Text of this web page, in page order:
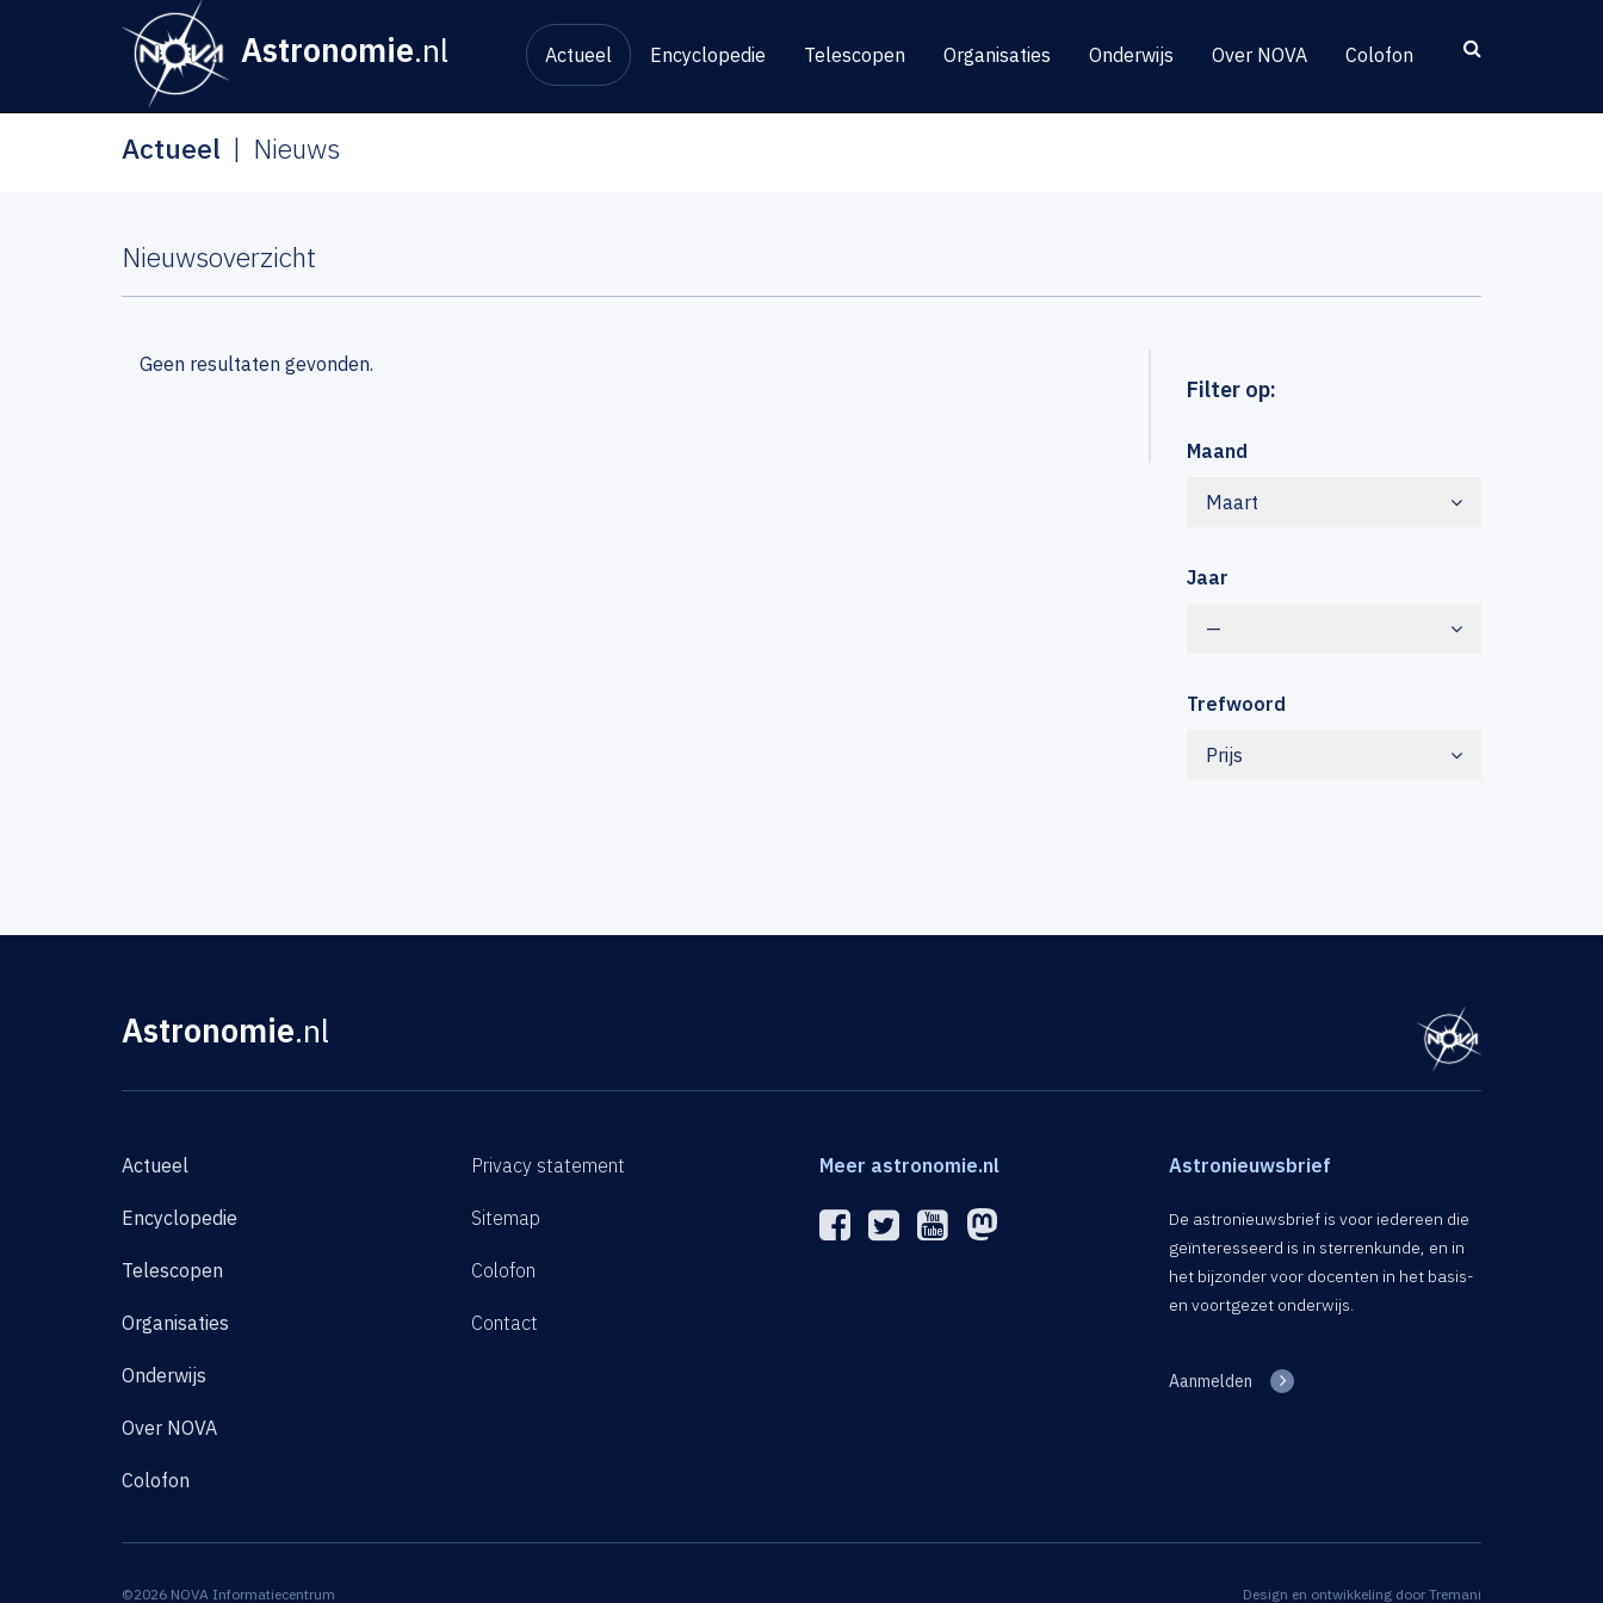
Astronomie.nl Actueel Encyclopedie Telescopen Organisaties Onderwijs Over NOVA Colofon
Actueel Nieuws
Nieuwsoverzicht
Filter op:
Maand
Maart
Jaar
—
Trefwoord
Prijs
Geen resultaten gevonden.
Astronomie.nl
Actueel
Encyclopedie
Telescopen
Organisaties
Onderwijs
Over NOVA
Colofon
Privacy statement
Sitemap
Colofon
Contact
Meer astronomie.nl Astronieuwsbrief
De astronieuwsbrief is voor iedereen die
geïnteresseerd is in sterrenkunde, en in
het bijzonder voor docenten in het basis-
en voortgezet onderwijs.
Aanmelden
©2026 NOVA Informatiecentrum Design en ontwikkeling door Tremani